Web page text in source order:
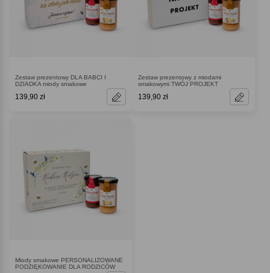
Zestaw prezentowy DLA BABCI I
DZIADKA miody smakowe
139,90 zł
Zestaw prezentowy z miodami
smakowymi TWÓJ PROJEKT
139,90 zł
Miody smakowe PERSONALIZOWANE
PODZIĘKOWANIE DLA RODZICÓW